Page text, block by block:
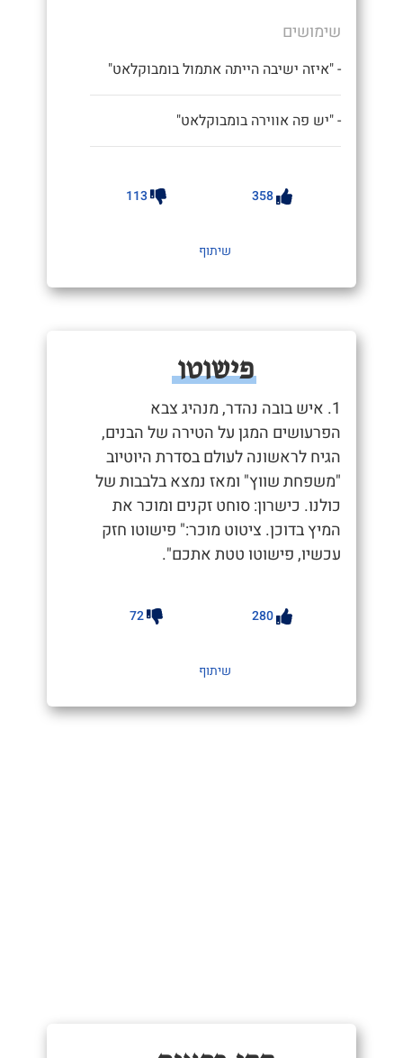
שימושים
- "איזה ישיבה הייתה אתמול בומבוקלאט"
- "יש פה אווירה בומבוקלאט"
358
113
שיתוף
פישוטו
1. איש בובה נהדר, מנהיג צבא
הפרעושים המגן על הטירה של הבנים,
הגיח לראשונה לעולם בסדרת היוטיוב
"משפחת שווץ" ומאז נמצא בלבבות של
כולנו. כישרון: סוחט זקנים ומוכר את
המיץ בדוכן. ציטוט מוכר:" פישוטו חזק
עכשיו, פישוטו טטת אתכם".
280
72
שיתוף